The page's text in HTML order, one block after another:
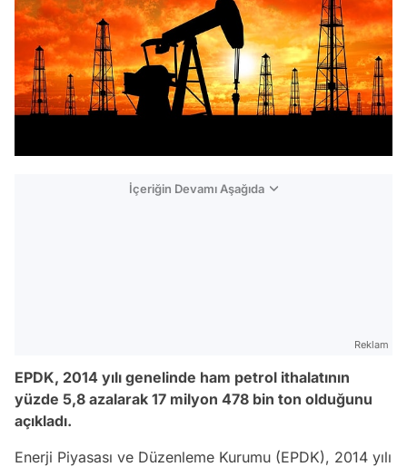
İçeriğin Devamı Aşağıda
Reklam
EPDK, 2014 yılı genelinde ham petrol ithalatının
yüzde 5,8 azalarak 17 milyon 478 bin ton olduğunu
açıkladı.
Enerji Piyasası ve Düzenleme Kurumu (EPDK), 2014 yılı